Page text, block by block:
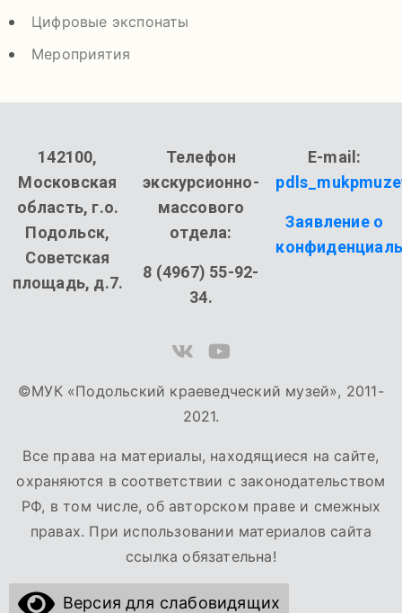
Цифровые экспонаты
Мероприятия
142100,
Московская
область, г.о.
Подольск,
Советская
площадь, д.7.
Телефон
экскурсионно-
массового
отдела:
8 (4967) 55-92-
34.
E-mail:
Заявление о
©МУК «Подольский краеведческий музей», 2011-
2021.
Все права на материалы, находящиеся на сайте,
охраняются в соответствии с законодательством
РФ, в том числе, об авторском праве и смежных
правах. При использовании материалов сайта
ссылка обязательна!
Версия для слабовидящих